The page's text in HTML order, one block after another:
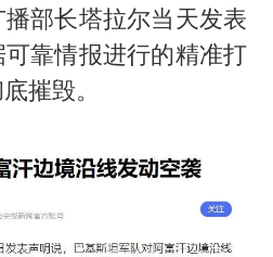
部长塔拉尔当天发表
靠情报进行的精准打
摧毁。